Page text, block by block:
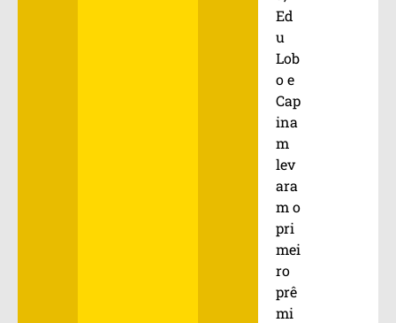
Ed
u
Lob
o e
Cap
ina
m
lev
ara
m o
pri
mei
ro
prê
mi